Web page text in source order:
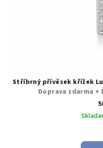
Stříbrný přívěsek křížek
Doprava zdarma +